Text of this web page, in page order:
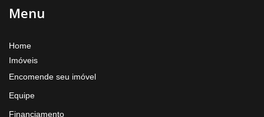
Menu
Home
Imóveis
Encomende seu imóvel
Equipe
Financiamento